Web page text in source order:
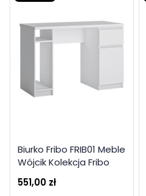
Biurko Fribo FRIB01 Meble
Wójcik Kolekcja Fribo
551,00 zł